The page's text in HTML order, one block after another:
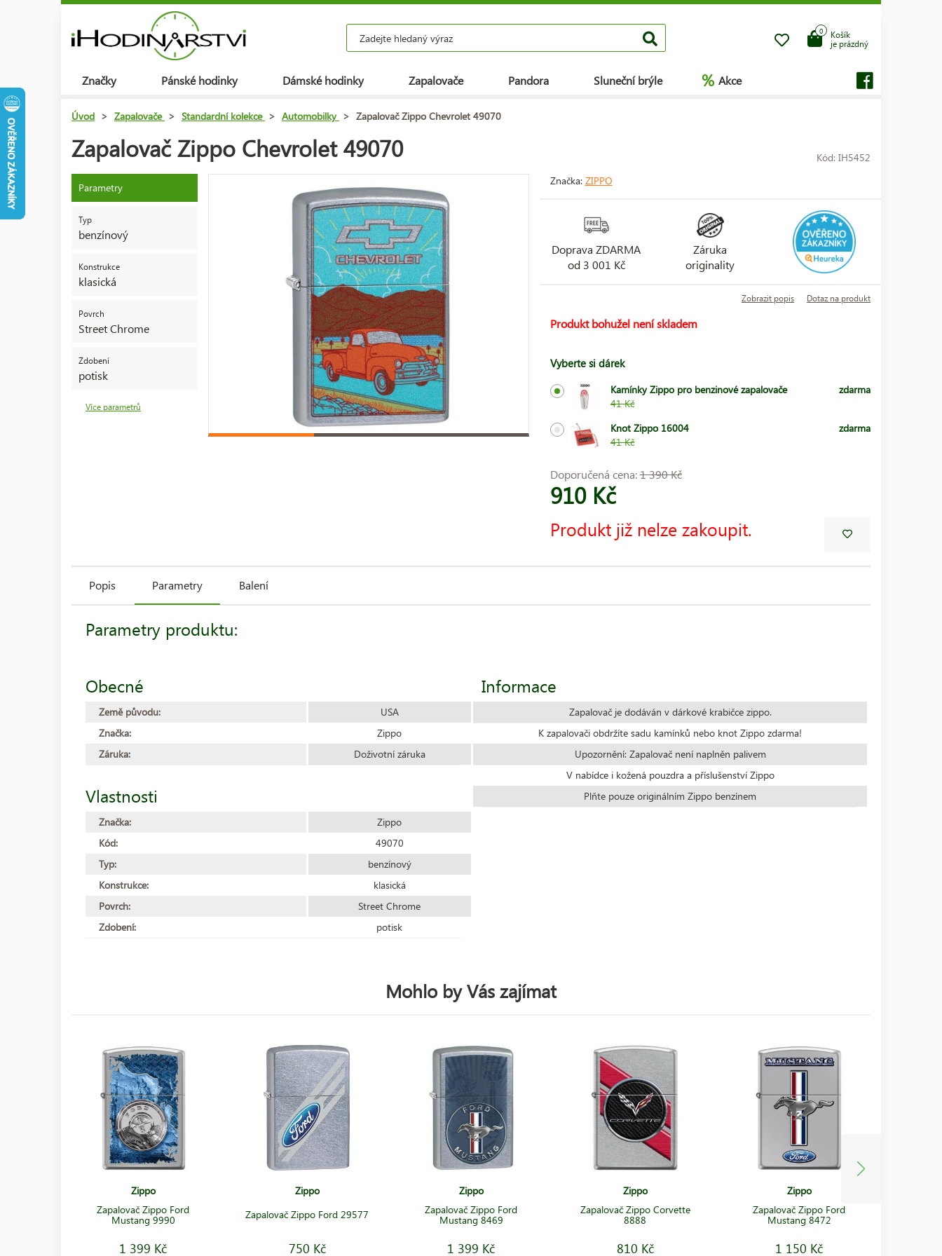
Košík
je prázdný
0
Značky Pánské hodinky Dámské hodinky Zapalovače Pandora Sluneční brýle % Akce
Úvod > Zapalovače > Standardní kolekce > Automobilky > Zapalovač Zippo Chevrolet 49070
Zapalovač Zippo Chevrolet 49070 Kód: IH5452
Parametry
Typ
benzínový
Konstrukce
klasická
Povrch
Street Chrome
Zdobení
potisk
Více parametrů
Značka: ZIPPO
Doprava ZDARMA
od 3 001 Kč
Záruka
originality
Zobrazit popis Dotaz na produkt
Produkt bohužel není skladem
Vyberte si dárek
Kamínky Zippo pro benzinové zapalovače
41 Kč
zdarma
Knot Zippo 16004
41 Kč
zdarma
Doporučená cena:1 390 Kč
910 Kč
Produkt již nelze zakoupit.
Popis Parametry Balení
Parametry produktu:
Obecné
Země původu:
USA
Značka:
Zippo
Záruka:
Doživotní záruka
Vlastnosti
Značka:
Zippo
Kód:
49070
Typ:
benzínový
Konstrukce:
klasická
Povrch:
Street Chrome
Zdobení:
potisk
Informace
Zapalovač je dodáván v dárkové krabičce zippo.
K zapalovači obdržíte sadu kamínků nebo knot Zippo zdarma!
Upozornění: Zapalovač není naplněn palivem
V nabídce i kožená pouzdra a příslušenství Zippo
Plňte pouze originálním Zippo benzínem
Mohlo by Vás zajímat
Zippo
Zapalovač Zippo Ford
Mustang 9990
1 399 Kč
Zippo
Zapalovač Zippo Ford 29577
750 Kč
Zippo
Zapalovač Zippo Ford
Mustang 8469
1 399 Kč
Zippo
Zapalovač Zippo Corvette
8888
810 Kč
Zippo
Zapalovač Zippo Ford
Mustang 8472
1 150 Kč